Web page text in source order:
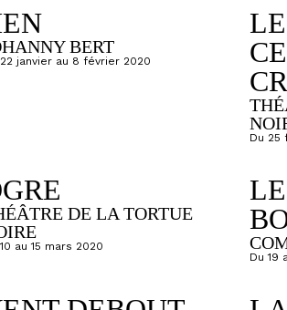
BERT
janvier au 8 février 2020
Du 25
DE LA TORTUE
au 15 mars 2020
Du 19